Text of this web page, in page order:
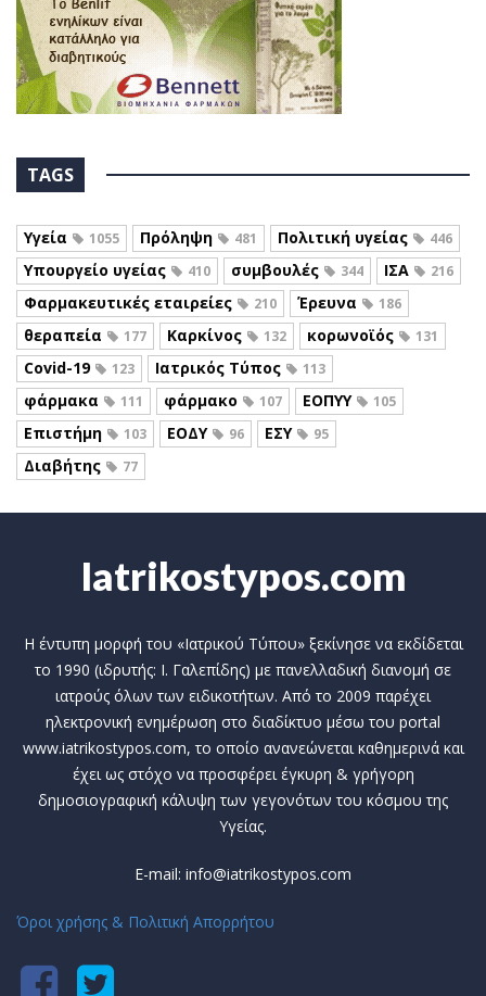
TAGS
Υγεία 1055 Πρόληψη 481 Πολιτική υγείας 446
Υπουργείο υγείας 410 συμβουλές 344 ΙΣΑ 216
Φαρμακευτικές εταιρείες 210 Έρευνα 186
θεραπεία 177 Καρκίνος 132 κορωνοϊός 131
Covid-19 123 Ιατρικός Τύπος 113
φάρμακα 111 φάρμακο 107 ΕΟΠΥΥ 105
Επιστήμη 103 ΕΟΔΥ 96 ΕΣΥ 95
Διαβήτης 77
Iatrikostypos.com
Η έντυπη μορφή του «Ιατρικού Τύπου» ξεκίνησε να εκδίδεται
το 1990 (ιδρυτής: Ι. Γαλεπίδης) με πανελλαδική διανομή σε
ιατρούς όλων των ειδικοτήτων. Από το 2009 παρέχει
ηλεκτρονική ενημέρωση στο διαδίκτυο μέσω του portal
www.iatrikostypos.com, το οποίο ανανεώνεται καθημερινά και
έχει ως στόχο να προσφέρει έγκυρη & γρήγορη
δημοσιογραφική κάλυψη των γεγονότων του κόσμου της
Υγείας.
E-mail: info@iatrikostypos.com
Όροι χρήσης & Πολιτική Απορρήτου